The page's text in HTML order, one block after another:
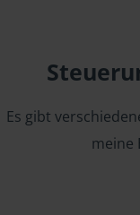
Es gibt
meine